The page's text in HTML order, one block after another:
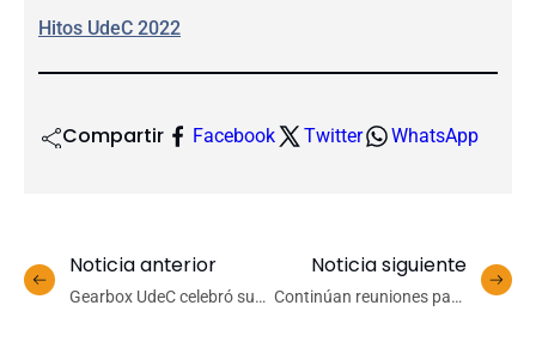
Hitos UdeC 2022
Compartir Facebook Twitter WhatsApp
Noticia anterior
Gearbox UdeC celebró su
Noticia siguiente
Continúan reuniones para